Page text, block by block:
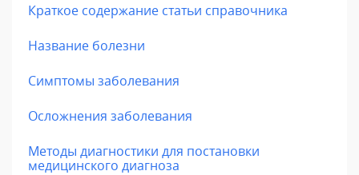
Краткое содержание статьи справочника
Название болезни
Симптомы заболевания
Осложнения заболевания
Методы диагностики для постановки
медицинского диагноза